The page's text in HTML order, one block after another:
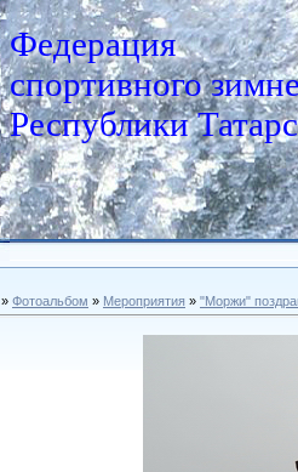
Федерация
спортивного
Республики
» Фотоальбом » Мероприятия » "Моржи"